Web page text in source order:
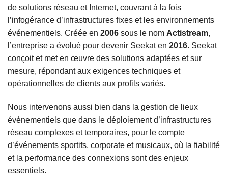
de solutions réseau et Internet, couvrant à la fois
l’infogérance d’infrastructures fixes et les environnements
événementiels. Créée en 2006 sous le nom Actistream,
l’entreprise a évolué pour devenir Seekat en 2016. Seekat
conçoit et met en œuvre des solutions adaptées et sur
mesure, répondant aux exigences techniques et
opérationnelles de clients aux profils variés.
Nous intervenons aussi bien dans la gestion de lieux
événementiels que dans le déploiement d’infrastructures
réseau complexes et temporaires, pour le compte
d’événements sportifs, corporate et musicaux, où la fiabilité
et la performance des connexions sont des enjeux
essentiels.